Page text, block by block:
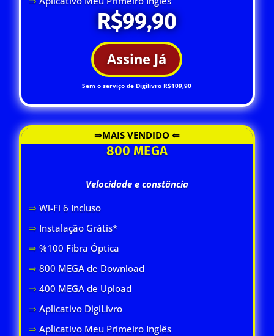
R$99,90
Assine Já
Sem o serviço de Digilivro R$109,90
⇒MAIS VENDIDO ⇐
800 MEGA
Velocidade e constância
⇒ Wi-Fi 6 Incluso
⇒ Instalação Grátis*
⇒ %100 Fibra Óptica
⇒ 800 MEGA de Download
⇒400 MEGA de Upload
⇒Aplicativo DigiLivro
⇒Aplicativo Meu Primeiro Inglês